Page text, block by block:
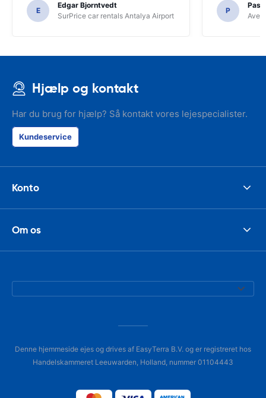
E
Edgar Bjorntvedt
SurPrice car rentals Antalya Airport
P
Avec
Hjælp og kontakt
Har du brug for hjælp? Så kontakt vores lejespecialister.
Kundeservice
Konto
Om os
Denne hjemmeside ejes og drives af EasyTerra B.V. og er registreret hos
Handelskammeret Leeuwarden, Holland, nummer 01104443